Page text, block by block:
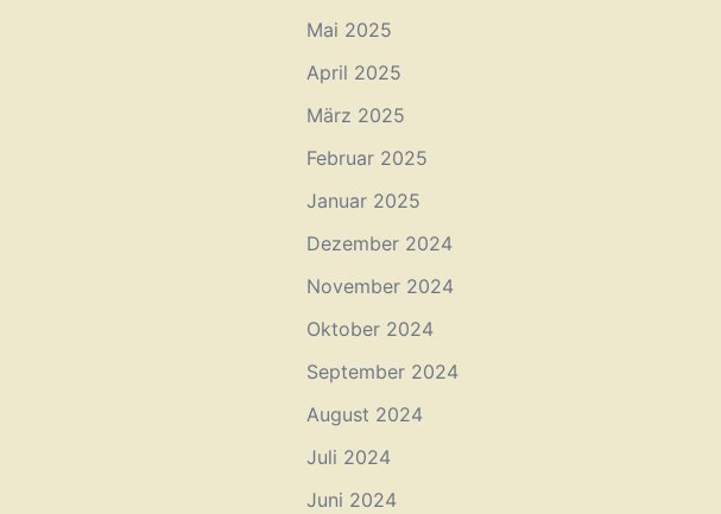
Mai 2025
April 2025
März 2025
Februar 2025
Januar 2025
Dezember 2024
November 2024
Oktober 2024
September 2024
August 2024
Juli 2024
Juni 2024